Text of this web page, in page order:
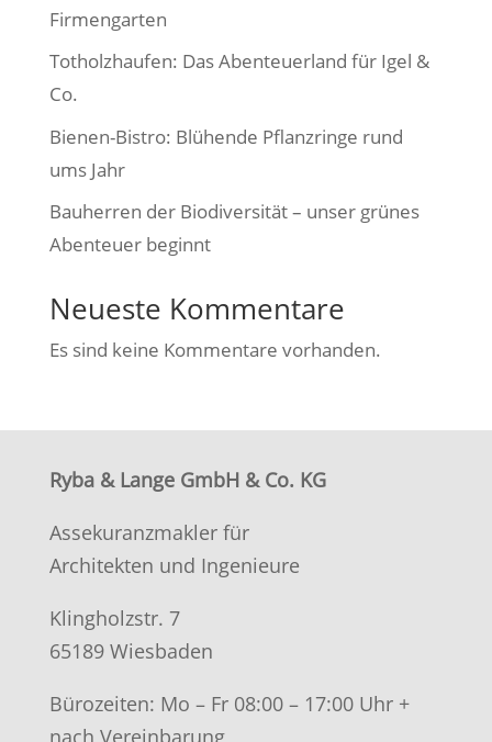
Firmengarten
Totholzhaufen: Das Abenteuerland für Igel &
Co.
Bienen-Bistro: Blühende Pflanzringe rund
ums Jahr
Bauherren der Biodiversität – unser grünes
Abenteuer beginnt
Neueste Kommentare
Es sind keine Kommentare vorhanden.
Ryba & Lange GmbH & Co. KG
Assekuranzmakler für
Architekten und Ingenieure
Klingholzstr. 7
65189 Wiesbaden
Bürozeiten: Mo – Fr 08:00 – 17:00 Uhr +
nach Vereinbarung